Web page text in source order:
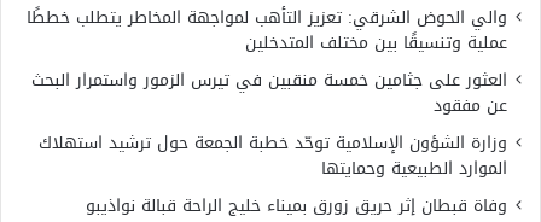
والي الحوض الشرقي: تعزيز التأهب لمواجهة المخاطر يتطلب خططًا
عملية وتنسيقًا بين مختلف المتدخلين
العثور على جثامين خمسة منقبين في تيرس الزمور واستمرار البحث
عن مفقود
وزارة الشؤون الإسلامية توحّد خطبة الجمعة حول ترشيد استهلاك
الموارد الطبيعية وحمايتها
وفاة قبطان إثر حريق زورق بميناء خليج الراحة قبالة نواذيبو